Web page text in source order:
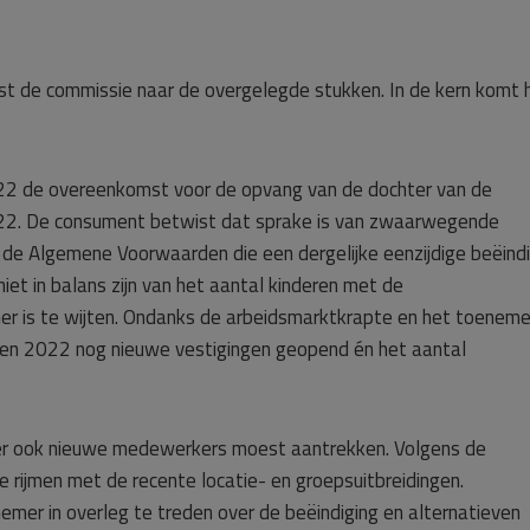
de commissie naar de overgelegde stukken. In de kern komt
de overeenkomst voor de opvang van de dochter van de
De consument betwist dat sprake is van zwaarwegende
Algemene Voorwaarden die een dergelijke eenzijdige
in balans zijn van het aantal kinderen met de
is te wijten. Ondanks de arbeidsmarktkrapte en het
2022 nog nieuwe vestigingen geopend én het aantal
nieuwe medewerkers moest aantrekken. Volgens de
met de recente locatie- en groepsuitbreidingen.
in overleg te treden over de beëindiging en alternatieven